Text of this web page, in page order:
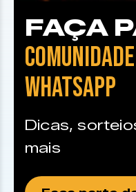
FAÇA
WHATSAPP
Dicas,
mais